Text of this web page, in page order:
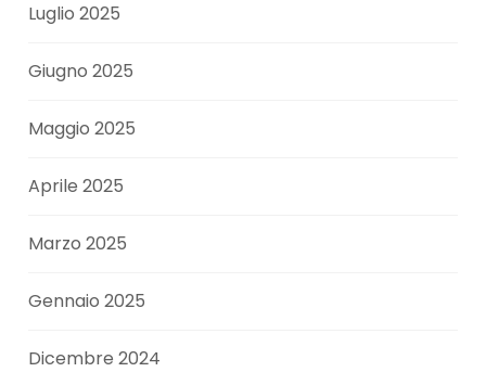
Luglio 2025
Giugno 2025
Maggio 2025
Aprile 2025
Marzo 2025
Gennaio 2025
Dicembre 2024